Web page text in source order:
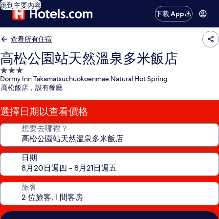
跳到主要內容
下載 App
查看所有住宿
高松公園站天然溫泉多米飯店
3.0
星
級
住
宿
Dormy Inn Takamatsuchuokoenmae Natural Hot Spring
高松飯店，設有餐廳
選擇日期以查看價格
想要去哪裡？
日期
旅客